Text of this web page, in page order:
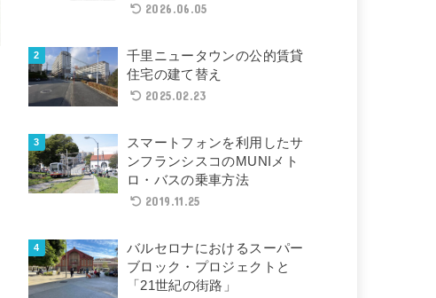
2026.06.05
千里ニュータウンの公的賃貸
住宅の建て替え
2025.02.23
スマートフォンを利用したサ
ンフランシスコのMUNIメト
ロ・バスの乗車方法
2019.11.25
バルセロナにおけるスーパー
ブロック・プロジェクトと
「21世紀の街路」